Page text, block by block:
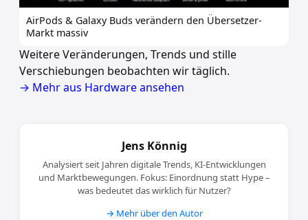
AirPods & Galaxy Buds verändern den Übersetzer-
Markt massiv
Weitere Veränderungen, Trends und stille
Verschiebungen beobachten wir täglich.
→ Mehr aus Hardware ansehen
Jens Könnig
Analysiert seit Jahren digitale Trends, KI-Entwicklungen
und Marktbewegungen. Fokus: Einordnung statt Hype –
was bedeutet das wirklich für Nutzer?
→ Mehr über den Autor